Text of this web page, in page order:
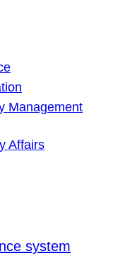
Management
Affairs
system